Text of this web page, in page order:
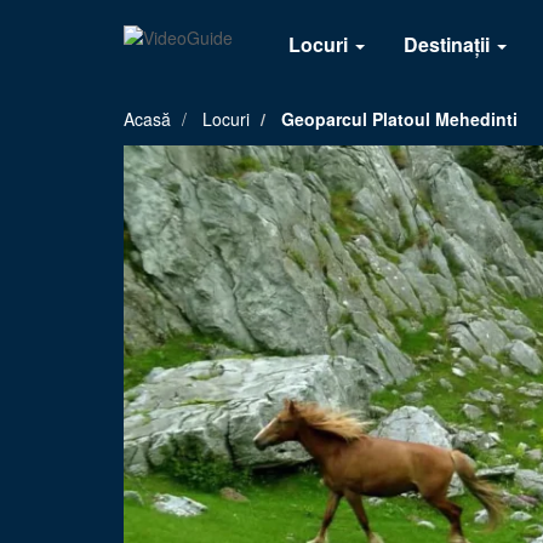
Locuri Destinații
Acasă Locuri Geoparcul Platoul Mehedinti